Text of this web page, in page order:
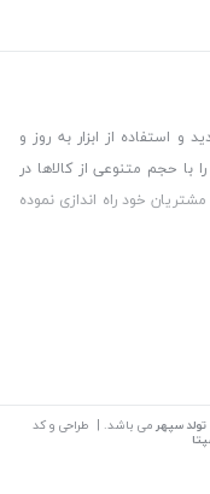
و استفاده از ابزار به روز و
با حجم متنوعی از کالاها در
خود راه اندازی نموده
با کیفیت و با حداقل قیمت
سپهر می باشد. | طراحی و کد